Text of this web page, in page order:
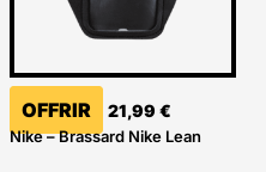
OFFRIR 21,99 €
Nike – Brassard Nike Lean